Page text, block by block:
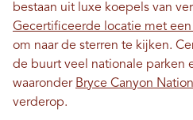
bestaan ​​uit luxe koepels van
Gecertificeerde locatie met een
om naar de sterren te kijken.
de buurt veel nationale parken
waaronder Bryce Canyon
verderop.